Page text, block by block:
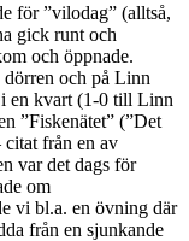
för ”vilodag” (alltså,
gick runt och
och öppnade.
och på Linn
en kvart (1-0 till Linn
”Fiskenätet” (”Det
citat från en av
var det dags för
om
vi bl.a. en övning där
från en sjunkande